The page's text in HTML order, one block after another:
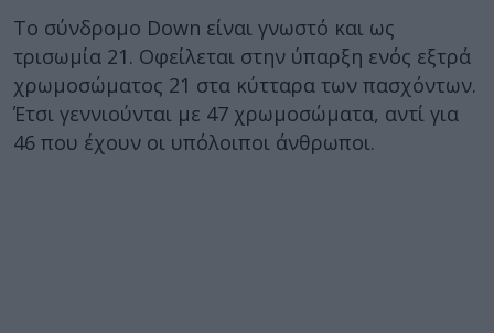
Το σύνδρομο Down είναι γνωστό και ως
τρισωμία 21. Οφείλεται στην ύπαρξη ενός εξτρά
χρωμοσώματος 21 στα κύτταρα των πασχόντων.
Έτσι γεννιούνται με 47 χρωμοσώματα, αντί για
46 που έχουν οι υπόλοιποι άνθρωποι.